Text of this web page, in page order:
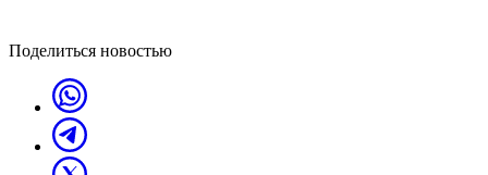
Поделиться новостью